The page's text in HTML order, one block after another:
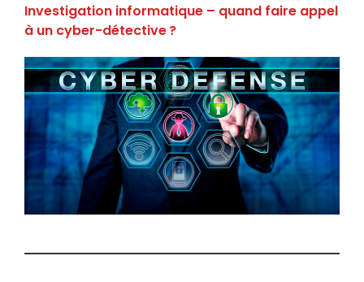
Investigation informatique – quand faire appel
à un cyber-détective ?